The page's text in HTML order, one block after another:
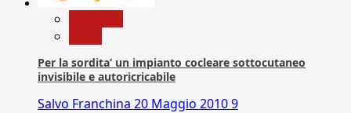
Per la sordita’ un impianto cocleare sottocutaneo
invisibile e autoricricabile
Salvo Franchina 20 Maggio 20109